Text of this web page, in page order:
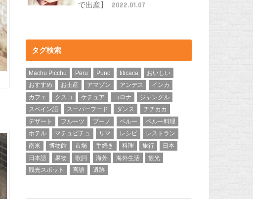
で出産】
2022.01.07
タグ検索
Machu Picchu Peru Puno titicaca
おいしい
おすすめ
お土産 アマゾン アンデス
インカ
カフェ
クスコ ケチュア コロナ
ジャングル
スペイン語
スーパーフード ダンス
チチカカ
デザート
フルーツ プーノ ペルー
ペルー料理
ホテル
マチュピチュ リマ レシピ
レストラン
南米
博物館 市場 手続き 料理 旅行
日本
日本語
果物 歌詞 海外 海外生活
観光
観光スポット
言語 遺跡